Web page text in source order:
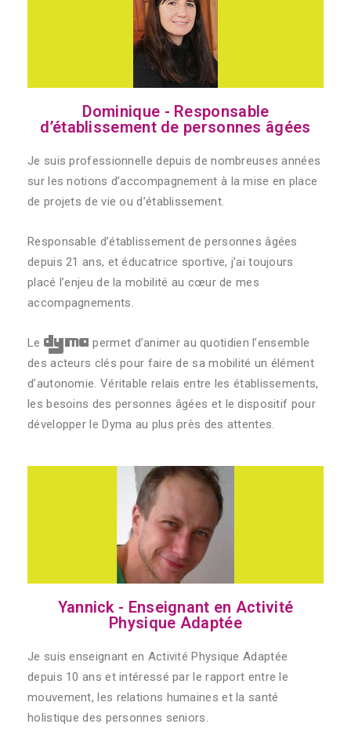
Dominique - Responsable
d’établissement de personnes âgées
Je suis professionnelle depuis de nombreuses années
sur les notions d’accompagnement à la mise en place
de projets de vie ou d’établissement.
Responsable d’établissement de personnes âgées
depuis 21 ans, et éducatrice sportive, j’ai toujours
placé l’enjeu de la mobilité au cœur de mes
accompagnements.
Le dyma permet d’animer au quotidien l’ensemble
des acteurs clés pour faire de sa mobilité un élément
d’autonomie. Véritable relais entre les établissements,
les besoins des personnes âgées et le dispositif pour
développer le Dyma au plus près des attentes.
Yannick - Enseignant en Activité
Physique Adaptée
Je suis enseignant en Activité Physique Adaptée
depuis 10 ans et intéressé par le rapport entre le
mouvement, les relations humaines et la santé
holistique des personnes seniors.